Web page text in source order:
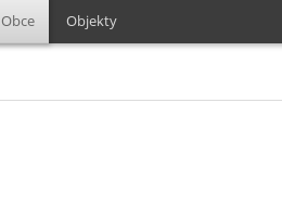
Obce Objekty